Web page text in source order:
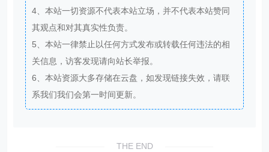
4、本站一切资源不代表本站立场，并不代表本站赞同
其观点和对其真实性负责。
5、本站一律禁止以任何方式发布或转载任何违法的相
关信息，访客发现请向站长举报。
6、本站资源大多存储在云盘，如发现链接失效，请联
系我们我们会第一时间更新。
THE END